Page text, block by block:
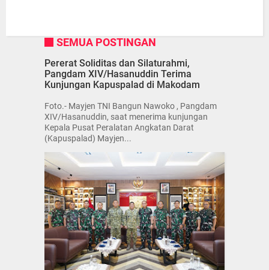
SEMUA POSTINGAN
Pererat Soliditas dan Silaturahmi,
Pangdam XIV/Hasanuddin Terima
Kunjungan Kapuspalad di Makodam
Foto.- Mayjen TNI Bangun Nawoko , Pangdam
XIV/Hasanuddin, saat menerima kunjungan
Kepala Pusat Peralatan Angkatan Darat
(Kapuspalad) Mayjen...